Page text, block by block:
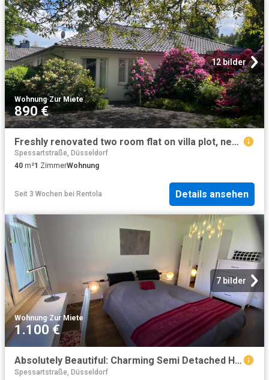
12 bilder
Wohnung·Zur Miete
890 €
Freshly renovated two room flat on villa plot, new furniture, 20 minutes from Düsseldorf and Essen, Ratingen Amsterdam Apartments for Rent
Spessartstraße, Düsseldorf
40 m²1 ZimmerWohnung
Seit 3 Wochen bei Rentola Details ansehen
7 bilder
Wohnung·Zur Miete
1.100 €
Absolutely Beautiful: Charming Semi Detached House in a Idyllic Setting, Essen Amsterdam Apartments for Rent
Spessartstraße, Düsseldorf